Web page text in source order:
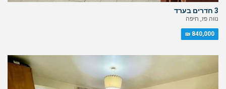
3 חדרים בערד
נווה פז, חיפה
840,000 ₪